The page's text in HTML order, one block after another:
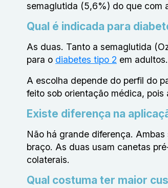
semaglutida (5,6%) do que com
Qual é indicada para
As duas. Tanto a semaglutida
para o diabetes tipo 2 em adultos.
A escolha depende do perfil do
feito sob orientação médica,
Existe diferença na
Não há grande diferença.
braço. As duas usam canetas
colaterais.
Qual costuma ter maior